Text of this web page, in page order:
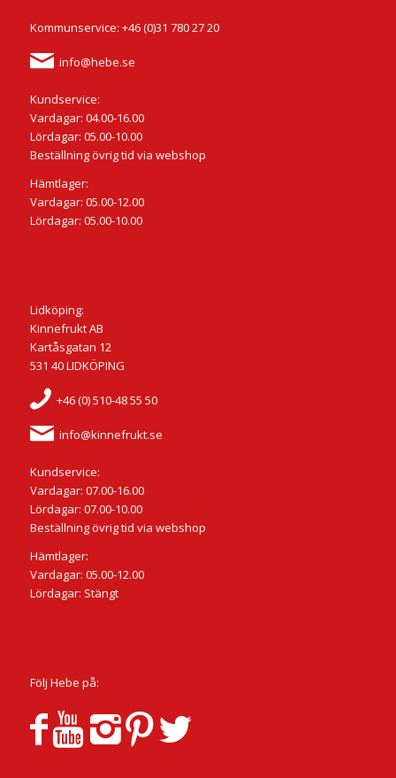
Kommunservice: +46 (0)31 780 27 20
info@hebe.se
Kundservice:
Vardagar: 04.00-16.00
Lördagar: 05.00-10.00
Beställning övrig tid via webshop
Hämtlager:
Vardagar: 05.00-12.00
Lördagar: 05.00-10.00
Lidköping:
Kinnefrukt AB
Kartåsgatan 12
531 40 LIDKÖPING
+46 (0) 510-48 55 50
info@kinnefrukt.se
Kundservice:
Vardagar: 07.00-16.00
Lördagar: 07.00-10.00
Beställning övrig tid via webshop
Hämtlager:
Vardagar: 05.00-12.00
Lördagar: Stängt
Följ Hebe på: